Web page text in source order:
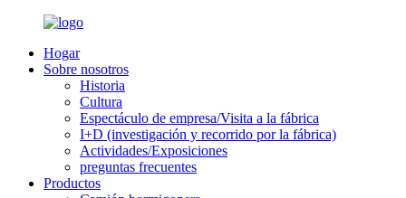
Hogar
Sobre nosotros
Historia
Cultura
Espectáculo de empresa/Visita a la fábrica
I+D (investigación y recorrido por la fábrica)
Actividades/Exposiciones
preguntas frecuentes
Productos